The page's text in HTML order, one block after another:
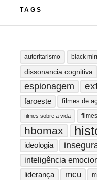
TAGS
autoritarismo black
dissonancia cognitiva
espionagem
faroeste filmes de
filmes sobre a vida
hbomax
ideologia
inteligência
liderança mcu